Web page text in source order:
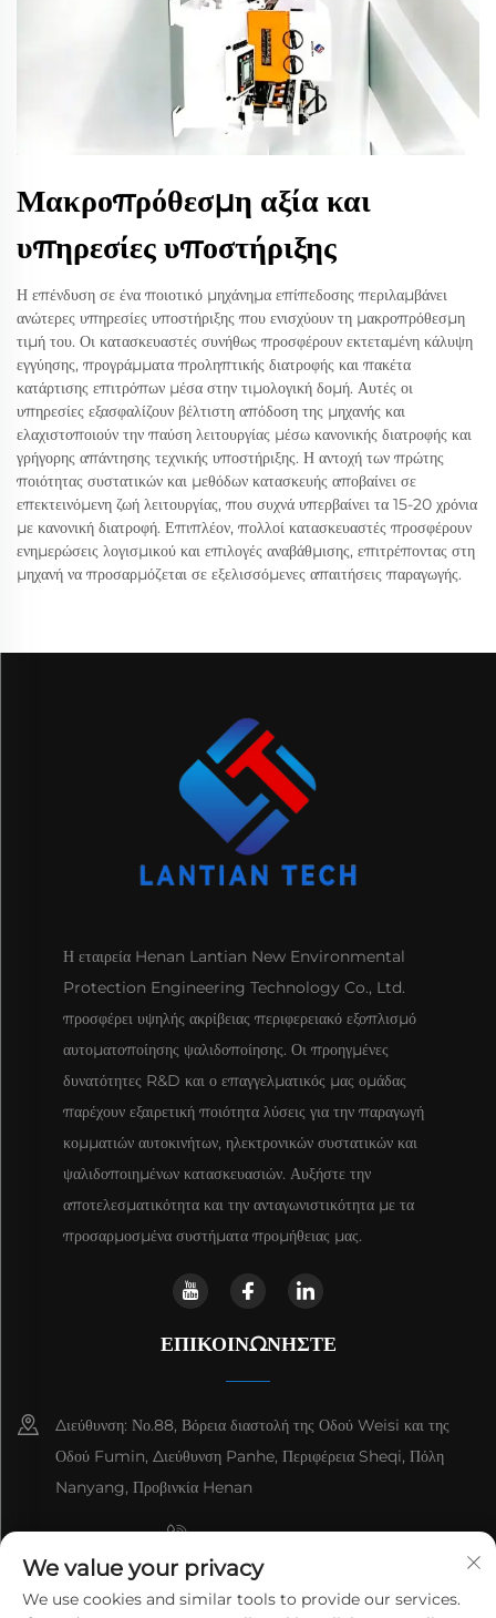
Μακροπρόθεσμη αξία και
υπηρεσίες υποστήριξης
Η επένδυση σε ένα ποιοτικό μηχάνημα επίπεδοσης περιλαμβάνει
ανώτερες υπηρεσίες υποστήριξης που ενισχύουν τη μακροπρόθεσμη
τιμή του. Οι κατασκευαστές συνήθως προσφέρουν εκτεταμένη κάλυψη
εγγύησης, προγράμματα προληπτικής διατροφής και πακέτα
κατάρτισης επιτρόπων μέσα στην τιμολογική δομή. Αυτές οι
υπηρεσίες εξασφαλίζουν βέλτιστη απόδοση της μηχανής και
ελαχιστοποιούν την παύση λειτουργίας μέσω κανονικής διατροφής και
γρήγορης απάντησης τεχνικής υποστήριξης. Η αντοχή των πρώτης
ποιότητας συστατικών και μεθόδων κατασκευής αποβαίνει σε
επεκτεινόμενη ζωή λειτουργίας, που συχνά υπερβαίνει τα 15-20 χρόνια
με κανονική διατροφή. Επιπλέον, πολλοί κατασκευαστές προσφέρουν
ενημερώσεις λογισμικού και επιλογές αναβάθμισης, επιτρέποντας στη
μηχανή να προσαρμόζεται σε εξελισσόμενες απαιτήσεις παραγωγής.
Η εταιρεία Henan Lantian New Environmental
Protection Engineering Technology Co., Ltd.
προσφέρει υψηλής ακρίβειας περιφερειακό εξοπλισμό
αυτοματοποίησης ψαλιδοποίησης. Οι προηγμένες
δυνατότητες R&D και ο επαγγελματικός μας ομάδας
παρέχουν εξαιρετική ποιότητα λύσεις για την παραγωγή
κομματιών αυτοκινήτων, ηλεκτρονικών συστατικών και
ψαλιδοποιημένων κατασκευασιών. Αυξήστε την
αποτελεσματικότητα και την ανταγωνιστικότητα με τα
προσαρμοσμένα συστήματα προμήθειας μας.
ΕΠΙΚΟΙΝΩΝΉΣΤΕ
Διεύθυνση: Νο.88, Βόρεια διαστολή της Οδού Weisi και της
Οδού Fumin, Διεύθυνση Panhe, Περιφέρεια Sheqi, Πόλη
Nanyang, Προβινκία Henan
+8615993153189
+86-13137795975
We value your privacy
We use cookies and similar tools to provide our services.